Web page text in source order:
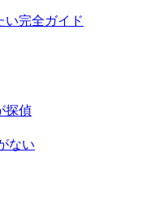
完全ガイド
探偵
ない